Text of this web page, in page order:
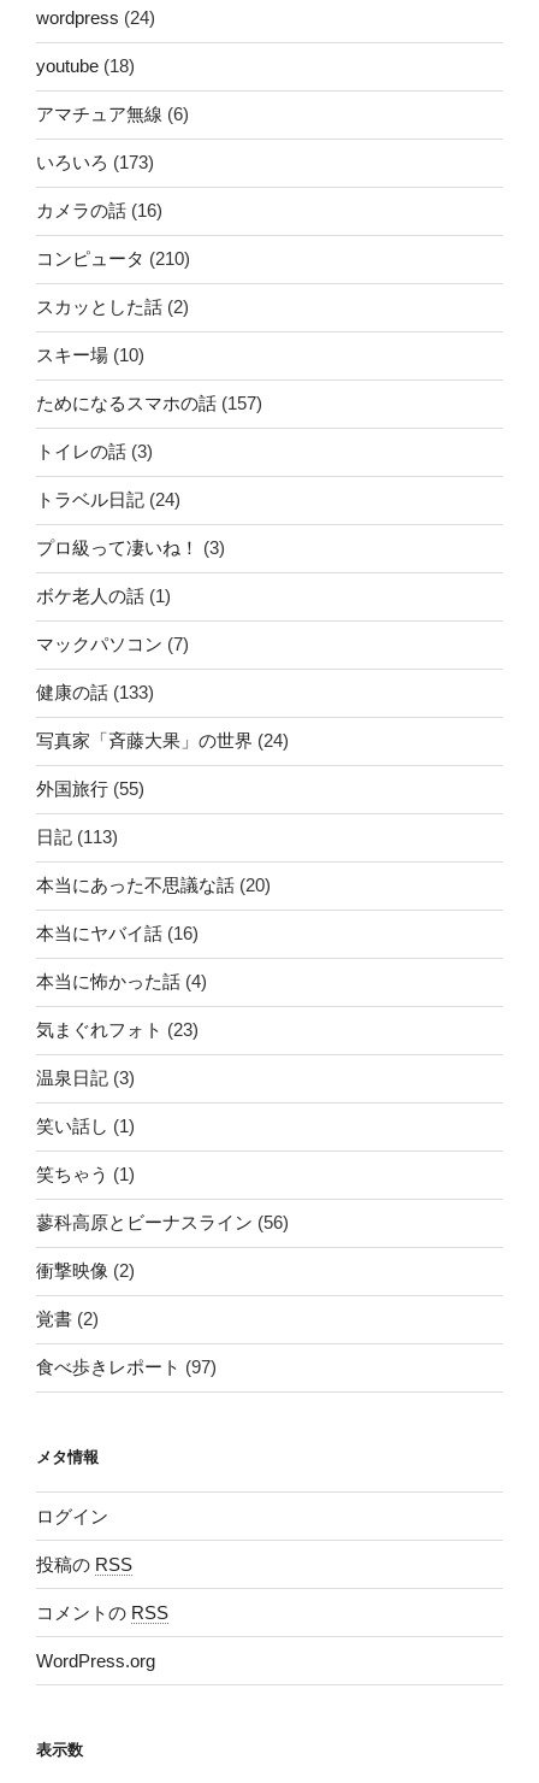
wordpress (24)
youtube (18)
アマチュア無線 (6)
いろいろ (173)
カメラの話 (16)
コンピュータ (210)
スカッとした話 (2)
スキー場 (10)
ためになるスマホの話 (157)
トイレの話 (3)
トラベル日記 (24)
プロ級って凄いね！ (3)
ボケ老人の話 (1)
マックパソコン (7)
健康の話 (133)
写真家「斉藤大果」の世界 (24)
外国旅行 (55)
日記 (113)
本当にあった不思議な話 (20)
本当にヤバイ話 (16)
本当に怖かった話 (4)
気まぐれフォト (23)
温泉日記 (3)
笑い話し (1)
笑ちゃう (1)
蓼科高原とビーナスライン (56)
衝撃映像 (2)
覚書 (2)
食べ歩きレポート (97)
メタ情報
ログイン
投稿の RSS
コメントの RSS
WordPress.org
表示数